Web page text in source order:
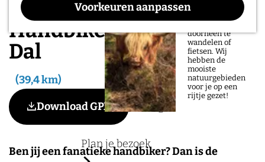
Voorkeuren aanpassennatuur in het Rijk
van Nijmegen is
doorheen te
wandelen of
fietsen. Wij
hebben de
mooiste
natuurgebieden
voor je op een
rijtje gezet!
Plan je bezoek
Handbikeroute Berg en
Dal
39,4 km
Ben jij een fanatieke handbiker? Dan is de
Voeg toe als favoriet
Voeg toe als favoriet
Download GPX